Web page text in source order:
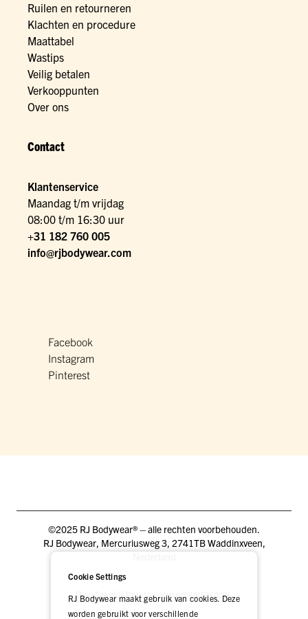
Ruilen en retourneren
Klachten en procedure
Maattabel
Wastips
Veilig betalen
Verkooppunten
Over ons
Contact
Klantenservice
Maandag t/m vrijdag
08:00 t/m 16:30 uur
+31 182 760 005
info@rjbodywear.com
Facebook
Instagram
Pinterest
©2025 RJ Bodywear® – alle rechten voorbehouden.
RJ Bodywear, Mercuriusweg 3, 2741TB Waddinxveen,
BlogZakelijkPers VacaturesDEALER LOGIN
Cookie Settings
RJ Bodywear maakt gebruik van cookies. Deze
worden gebruikt voor verschillende